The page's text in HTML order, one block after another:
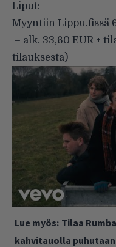
Liput:
Myyntiin Lippu.fissä
– alk. 33,60 EUR +
tilauksesta)
Lue myös: Tilaa
kahvitauolla